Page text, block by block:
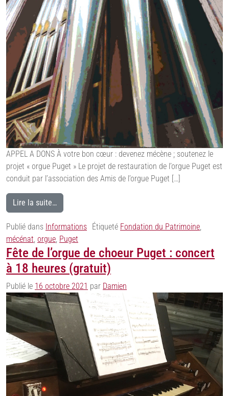
APPEL A DONS À votre bon cœur : devenez mécène ; soutenez le
projet « orgue Puget » Le projet de restauration de l’orgue Puget est
conduit par l’association des Amis de l’orgue Puget […]
Lire la suite…
Publié dans Informations Étiqueté Fondation du Patrimoine
mécénat orgue Puget
Fête de l’orgue de choeur Puget : concert
à 18 heures (gratuit)
Publié le 16 octobre 2021 par Damien